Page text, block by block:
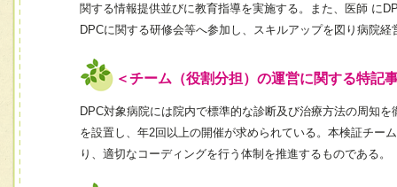
関する情報提供並びに教育指導を実施する。また、医師 に
DPCに関する研修会等へ参加し、スキルアップを図り病院経
＜チーム（役割分担）の運営に関する特記
DPC対象病院には院内で標準的な診断及び治療方法の周知
を設置し、年2回以上の開催が求められている。本検証チー
り、適切なコーディングを行う体制を推進するものである。